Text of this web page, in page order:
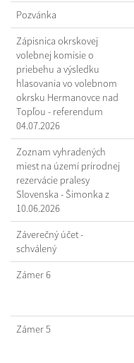
Pozvánka
Zápisnica okrskovej
volebnej komisie o
priebehu a výsledku
hlasovania vo volebnom
okrsku Hermanovce nad
Topľou - referendum
04.07.2026
Zoznam vyhradených
miest na území prírodnej
rezervácie pralesy
Slovenska - Šimonka z
10.06.2026
Záverečný účet -
schválený
Zámer 6
Zámer 5